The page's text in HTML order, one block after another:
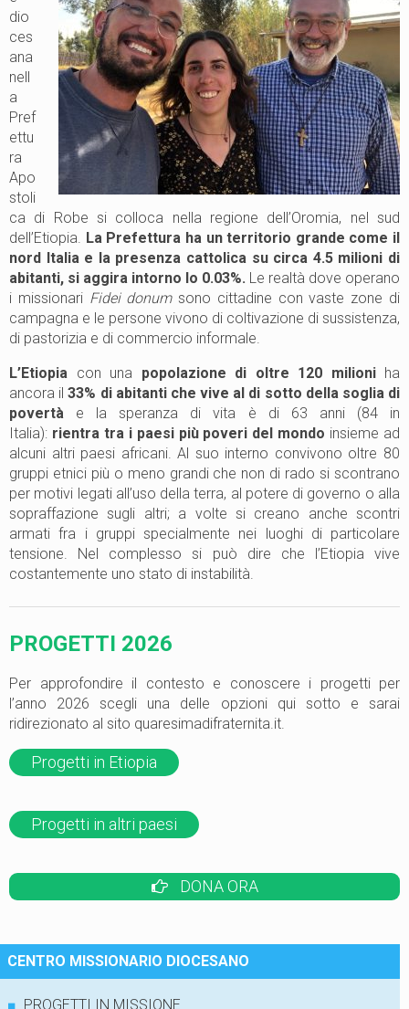
dio
ces
ana
nell
a
Pref
ettu
ra
Apo
stoli
ca di Robe si colloca nella regione dell’Oromia, nel sud
dell’Etiopia. La Prefettura ha un territorio grande come il
nord Italia e la presenza cattolica su circa 4.5 milioni di
abitanti, si aggira intorno lo 0.03%. Le realtà dove operano
i missionari Fidei donumsono cittadine con vaste zone di
campagna e le persone vivono di coltivazione di sussistenza,
di pastorizia e di commercio informale.
L’Etiopia con una popolazione di oltre 120 milioniha
ancora il33% di abitanti che vive al di sotto della soglia di
povertà e la speranza di vita è di 63 anni (84 in
Italia): rientra tra i paesi più poveri del mondo insieme ad
alcuni altri paesi africani. Al suo interno convivono oltre 80
gruppi etnici più o meno grandi che non di rado si scontrano
per motivi legati all’uso della terra, al potere di governo o alla
sopraffazione sugli altri; a volte si creano anche scontri
armati fra i gruppi specialmente nei luoghi di particolare
tensione. Nel complesso si può dire che l’Etiopia vive
costantemente uno stato di instabilità.
PROGETTI 2026
Per approfondire il contesto e conoscere i progetti per
l’anno 2026 scegli una delle opzioni qui sotto e sarai
ridirezionato al sito quaresimadifraternita.it.
Progetti in Etiopia
Progetti in altri paesi
DONA ORA
CENTRO MISSIONARIO DIOCESANO
■ PROGETTI IN MISSIONE